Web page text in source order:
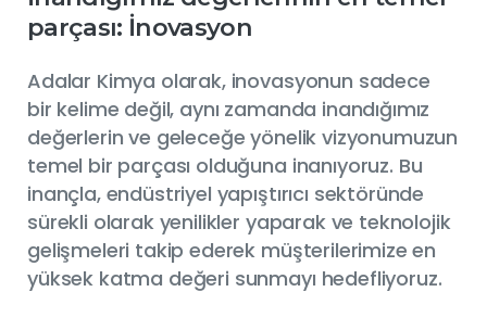
parçası: İnovasyon
Adalar Kimya olarak, inovasyonun sadece
bir kelime değil, aynı zamanda inandığımız
değerlerin ve geleceğe yönelik vizyonumuzun
temel bir parçası olduğuna inanıyoruz. Bu
inançla, endüstriyel yapıştırıcı sektöründe
sürekli olarak yenilikler yaparak ve teknolojik
gelişmeleri takip ederek müşterilerimize en
yüksek katma değeri sunmayı hedefliyoruz.